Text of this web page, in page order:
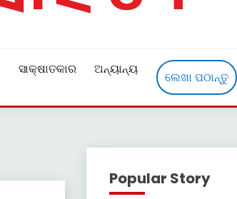
ସାକ୍ଷାତକାର ଅନ୍ୟାନ୍ୟ
ଲେଖା ପଠାନ୍ତୁ
Popular Story